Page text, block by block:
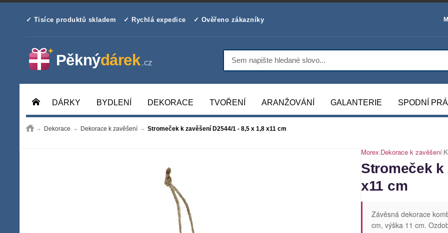
✓ Tisíce produktů skladem ✓ Rychlá expedice ✓ Ověřeno zákazníky
DÁRKY BYDLENÍ DEKORACE TVOŘENÍ ARANŽOVÁNÍ GALANTERIE SPODNÍ
Dekorace Dekorace k zavěšení Stromeček k zavěšení D2544/1 - 8,5 x 1,8 x11 cm
Morex|Dekorace k zavěšení|
Stromeček k
x11 cm
Závěsná dekorace
cm, výška 11 cm.